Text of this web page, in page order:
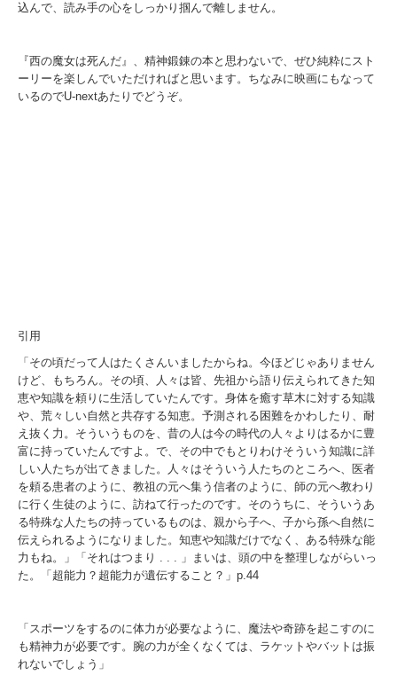
込んで、読み手の心をしっかり掴んで離しません。
『西の魔女は死んだ』、精神鍛錬の本と思わないで、ぜひ純粋にスト
ーリーを楽しんでいただければと思います。ちなみに映画にもなって
いるのでU-nextあたりでどうぞ。
引用
「その頃だって人はたくさんいましたからね。今ほどじゃありません
けど、もちろん。その頃、人々は皆、先祖から語り伝えられてきた知
恵や知識を頼りに生活していたんです。身体を癒す草木に対する知識
や、荒々しい自然と共存する知恵。予測される困難をかわしたり、耐
え抜く力。そういうものを、昔の人は今の時代の人々よりはるかに豊
富に持っていたんですよ。で、その中でもとりわけそういう知識に詳
しい人たちが出てきました。人々はそういう人たちのところへ、医者
を頼る患者のように、教祖の元へ集う信者のように、師の元へ教わり
に行く生徒のように、訪ねて行ったのです。そのうちに、そういうあ
る特殊な人たちの持っているものは、親から子へ、子から孫へ自然に
伝えられるようになりました。知恵や知識だけでなく、ある特殊な能
力もね。」「それはつまり . . . 」まいは、頭の中を整理しながらいっ
た。「超能力？超能力が遺伝すること？」 p.44
「スポーツをするのに体力が必要なように、魔法や奇跡を起こすのに
も精神力が必要です。腕の力が全くなくては、ラケットやバットは振
れないでしょう」